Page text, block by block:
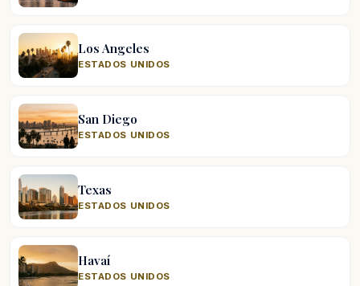
Los Angeles
ESTADOS UNIDOS
San Diego
ESTADOS UNIDOS
Texas
ESTADOS UNIDOS
Havaí
ESTADOS UNIDOS